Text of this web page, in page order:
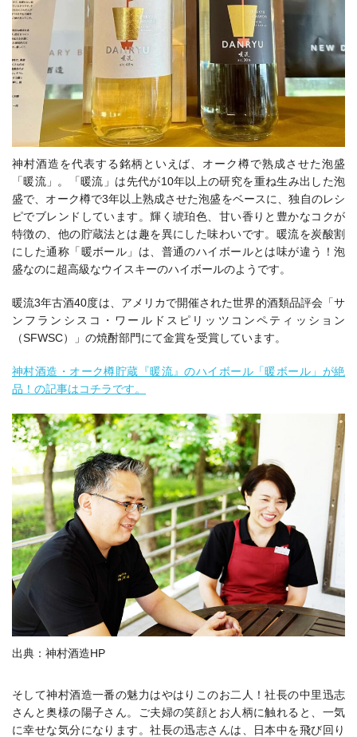
神村酒造を代表する銘柄といえば、オーク樽で熟成させた泡盛
「暖流」。「暖流」は先代が10年以上の研究を重ね生み出した泡
盛で、オーク樽で3年以上熟成させた泡盛をベースに、独自のレシ
ピでブレンドしています。輝く琥珀色、甘い香りと豊かなコクが
特徴の、他の貯蔵法とは趣を異にした味わいです。暖流を炭酸割
にした通称「暖ボール」は、普通のハイボールとは味が違う！泡
盛なのに超高級なウイスキーのハイボールのようです。
暖流3年古酒40度は、アメリカで開催された世界的酒類品評会「サ
ンフランシスコ・ワールドスピリッツコンペティッション
（SFWSC）」の焼酎部門にて金賞を受賞しています。
神村酒造・オーク樽貯蔵『暖流』のハイボール「暖ボール」が絶
品！の記事はコチラです。
出典：神村酒造HP
そして神村酒造一番の魅力はやはりこのお二人！社長の中里迅志
さんと奥様の陽子さん。ご夫婦の笑顔とお人柄に触れると、一気
に幸せな気分になります。社長の迅志さんは、日本中を飛び回り